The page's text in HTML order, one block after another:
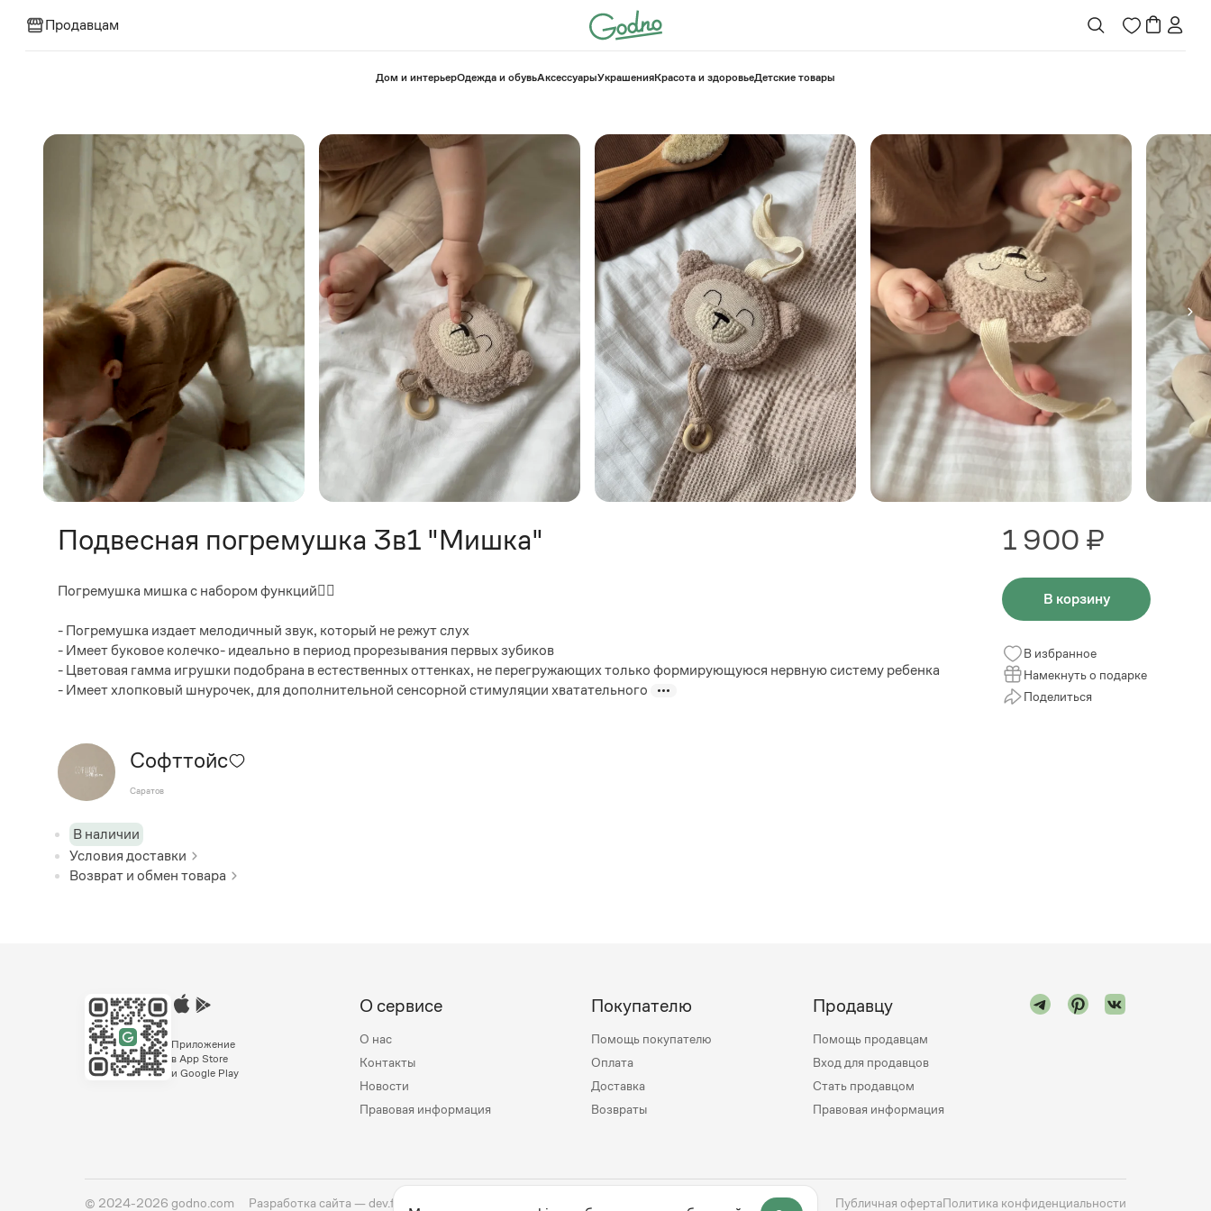
Продавцам
⁠Дом и интерьерОдежда и обувьАксессуарыУкрашенияКрасота и здоровье⁠Детские товары
Подвесная погремушка 3в1 "Мишка"
Погремушка мишка с набором функций👇🏼
- Погремушка издает мелодичный звук, который не режут слух
- Имеет буковое колечко- идеально в период прорезывания первых зубиков
- Цветовая гамма игрушки подобрана в естественных оттенках, не перегружающих только формирующуюся нервную систему ребенка
- Имеет хлопковый шнурочек, для дополнительной сенсорной стимуляции хватательного
Софттойс
Саратов
В наличии
Условия доставки
Возврат и обмен товара
1 900 ₽
В корзину
В избранное
Намекнуть о подарке
Поделиться
Приложение
в App Store
и Google Play
О сервисе
О нас
Контакты
Новости
Правовая информация
Покупателю
Помощь покупателю
Оплата
Доставка
Возвраты
Продавцу
Помощь продавцам
Вход для продавцов
Стать продавцом
Правовая информация
© 2024-2026 godno.com Разработка сайта —dev.family Публичная офертаПолитика конфиденциальности